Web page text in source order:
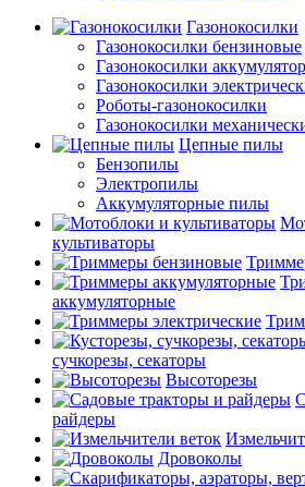
Газонокосилки
Газонокосилки бензиновые
Газонокосилки
Газонокосилки
Роботы-газонокосилки
Газонокосилки
Цепные пилы
Бензопилы
Электропилы
Аккумуляторные пилы
культиваторы
аккумуляторные
сучкорезы, секаторы
Высоторезы
райдеры
Дровоколы